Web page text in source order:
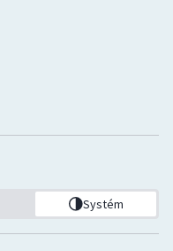
Systém